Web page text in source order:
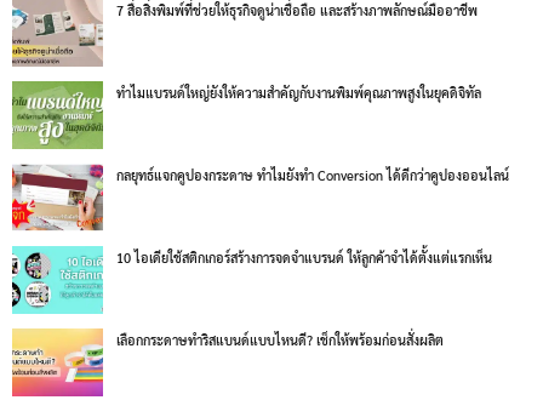
7 สื่อสิ่งพิมพ์ที่ช่วยให้ธุรกิจดูน่าเชื่อถือ และสร้างภาพลักษณ์มืออาชีพ
ทำไมแบรนด์ใหญ่ยังให้ความสำคัญกับงานพิมพ์คุณภาพสูงในยุคดิจิทัล
กลยุทธ์แจกคูปองกระดาษ ทำไมยังทำ Conversion ได้ดีกว่าคูปองออนไลน์
10 ไอเดียใช้สติกเกอร์สร้างการจดจำแบรนด์ ให้ลูกค้าจำได้ตั้งแต่แรกเห็น
เลือกกระดาษทำริสแบนด์แบบไหนดี? เช็กให้พร้อมก่อนสั่งผลิต